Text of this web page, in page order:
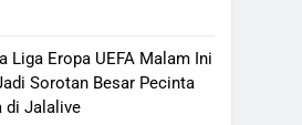
Liga Eropa UEFA Malam Ini
Sorotan Besar Pecinta
di Jalalive